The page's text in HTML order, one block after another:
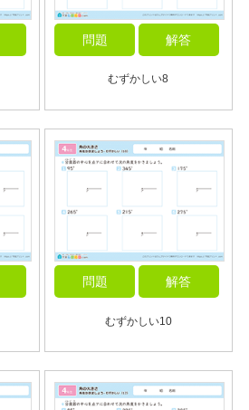
問題 解答
むずかしい8
問題 解答
むずかしい10